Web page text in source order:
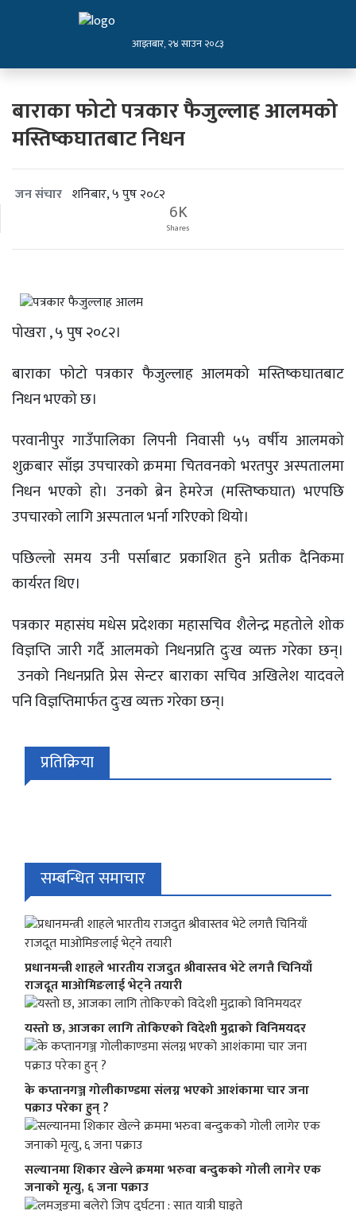
आइतबार, २४ साउन २०८३
बाराका फोटो पत्रकार फैजुल्लाह आलमको
मस्तिष्कघातबाट निधन
जन संचार शनिबार, ५ पुष २०८२
6K
Shares
पोखरा , ५ पुष २०८२।
बाराका फोटो पत्रकार फैजुल्लाह आलमको मस्तिष्कघातबाट
निधन भएको छ।
परवानीपुर गाउँपालिका लिपनी निवासी ५५ वर्षीय आलमको
शुक्रबार साँझ उपचारको क्रममा चितवनको भरतपुर अस्पतालमा
निधन भएको हो। उनको ब्रेन हेमरेज (मस्तिष्कघात) भएपछि
उपचारको लागि अस्पताल भर्ना गरिएको थियो।
पछिल्लो समय उनी पर्साबाट प्रकाशित हुने प्रतीक दैनिकमा
कार्यरत थिए।
पत्रकार महासंघ मधेस प्रदेशका महासचिव शैलेन्द्र महतोले शोक
विज्ञप्ति जारी गर्दै आलमको निधनप्रति दुःख व्यक्त गरेका छन्।
उनको निधनप्रति प्रेस सेन्टर बाराका सचिव अखिलेश यादवले
पनि विज्ञप्तिमार्फत दुःख व्यक्त गरेका छन्।
प्रतिक्रिया
सम्बन्धित समाचार
प्रधानमन्त्री शाहले भारतीय राजदुत श्रीवास्तव भेटे लगत्तै चिनियाँ
राजदूत माओमिङलाई भेट्ने तयारी
यस्तो छ, आजका लागि तोकिएको विदेशी मुद्राको विनिमयदर
के कप्तानगञ्ज गोलीकाण्डमा संलग्न भएको आशंकामा चार जना
पक्राउ परेका हुन् ?
सल्यानमा शिकार खेल्ने क्रममा भरुवा बन्दुकको गोली लागेर एक
जनाको मृत्यु, ६ जना पक्राउ